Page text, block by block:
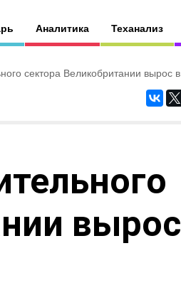
Аналитика Теханализ
сектора Великобритании вырос в
вырос